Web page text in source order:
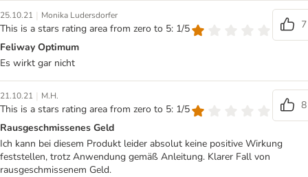
25.10.21 | Monika Ludersdorfer
This is a stars rating area from zero to 5: 1/5
7
Feliway Optimum
Es wirkt gar nicht
21.10.21 | M.H.
This is a stars rating area from zero to 5: 1/5
8
Rausgeschmissenes Geld
Ich kann bei diesem Produkt leider absolut keine positive Wirkung
feststellen, trotz Anwendung gemäß Anleitung. Klarer Fall von
rausgeschmissenem Geld.